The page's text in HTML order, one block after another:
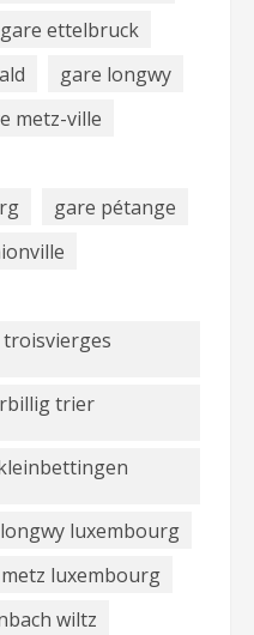
gare ettelbruck
gare longwy
metz-ville
gare pétange
trier
luxembourg
luxembourg
wiltz